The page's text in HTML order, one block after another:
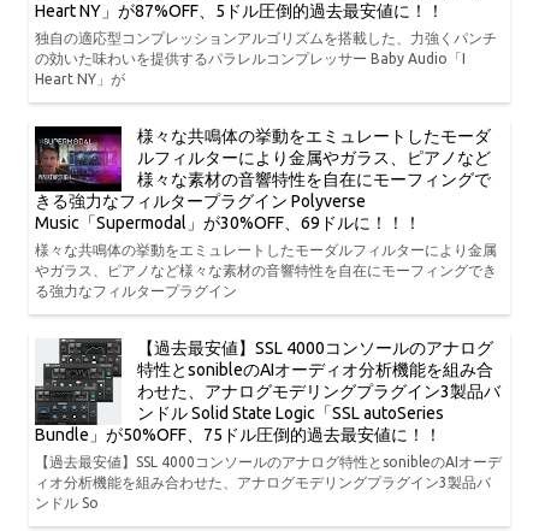
Heart NY」が87%OFF、5ドル圧倒的過去最安値に！！
独自の適応型コンプレッションアルゴリズムを搭載した、力強くパンチ
の効いた味わいを提供するパラレルコンプレッサー Baby Audio「I
Heart NY」が
様々な共鳴体の挙動をエミュレートしたモーダ
ルフィルターにより金属やガラス、ピアノなど
様々な素材の音響特性を自在にモーフィングで
きる強力なフィルタープラグイン Polyverse
Music「Supermodal」が30%OFF、69ドルに！！！
様々な共鳴体の挙動をエミュレートしたモーダルフィルターにより金属
やガラス、ピアノなど様々な素材の音響特性を自在にモーフィングでき
る強力なフィルタープラグイン
【過去最安値】SSL 4000コンソールのアナログ
特性とsonibleのAIオーディオ分析機能を組み合
わせた、アナログモデリングプラグイン3製品バ
ンドル Solid State Logic「SSL autoSeries
Bundle」が50%OFF、75ドル圧倒的過去最安値に！！
【過去最安値】SSL 4000コンソールのアナログ特性とsonibleのAIオーデ
ィオ分析機能を組み合わせた、アナログモデリングプラグイン3製品バ
ンドル So